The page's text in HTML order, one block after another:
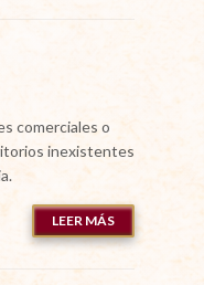
comerciales o
inexistentes
LEER MÁS